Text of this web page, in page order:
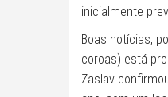
inicialmente
Boas notícias,
coroas) está
Zaslav